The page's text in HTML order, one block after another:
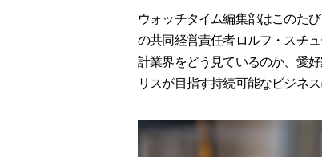
ウォッチタイム編集部はこのた
の共同経営責任者ロルフ・スチ
計業界をどう見ているのか、愛
リスが目指す持続可能なビジネ